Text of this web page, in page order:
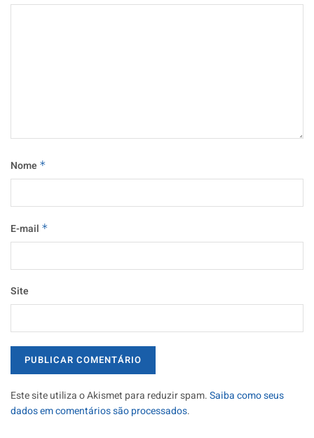
Nome *
E-mail *
Site
Este site utiliza o Akismet para reduzir spam.Saiba como seus
dados em comentários são processados.